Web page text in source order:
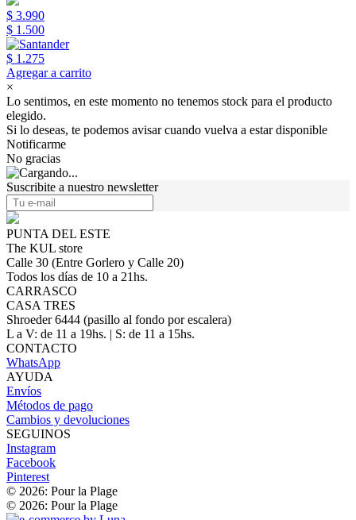
$ 3.990
$ 1.500
$ 1.275
Agregar a carrito
×
Lo sentimos, en este momento no tenemos stock para el producto
elegido.
Si lo deseas, te podemos avisar cuando vuelva a estar disponible
Notificarme
No gracias
Suscribite a nuestro newsletter
PUNTA DEL ESTE
The KUL store
Calle 30 (Entre Gorlero y Calle 20)
Todos los días de 10 a 21hs.
CARRASCO
CASA TRES
Shroeder 6444 (pasillo al fondo por escalera)
L a V: de 11 a 19hs. | S: de 11 a 15hs.
CONTACTO
WhatsApp
AYUDA
Envíos
Métodos de pago
Cambios y devoluciones
SEGUINOS
Instagram
Facebook
Pinterest
© 2026: Pour la Plage
© 2026: Pour la Plage